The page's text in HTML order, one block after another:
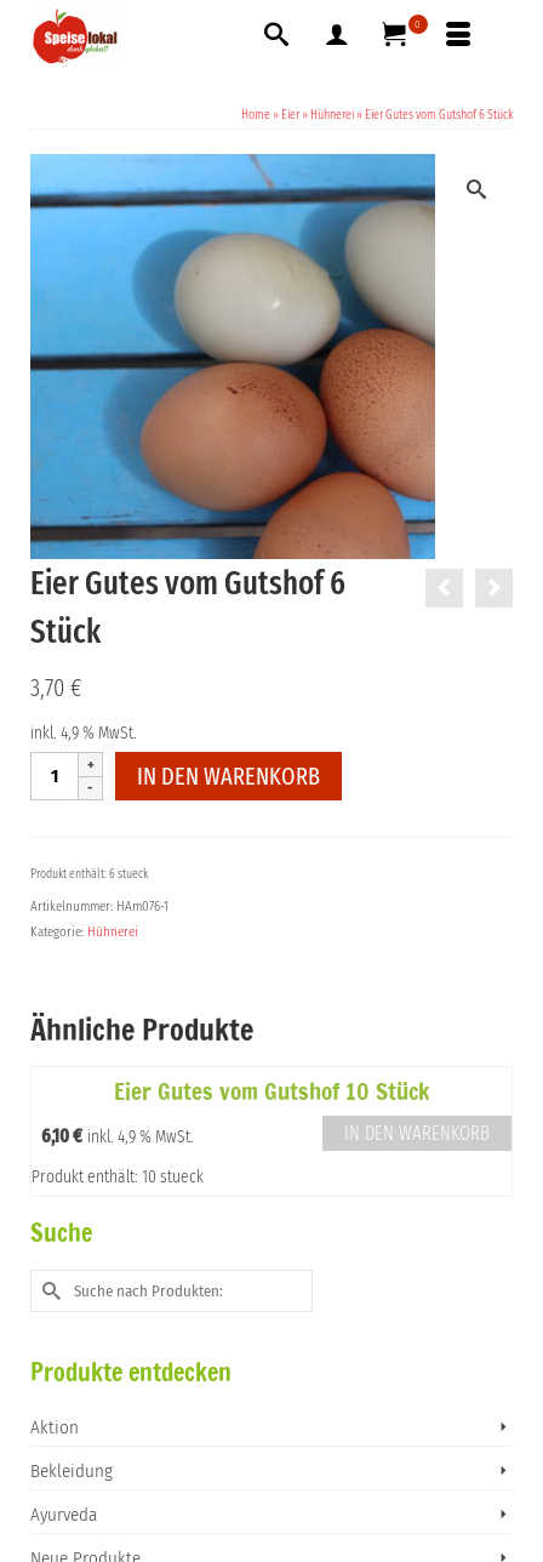
0
Home » Eier » Hühnerei » Eier Gutes vom Gutshof 6 Stück
Eier Gutes vom Gutshof 6
Stück
3,70 €
inkl. 4,9 % MwSt.
Gutes
6
Menge
IN DEN WARENKORB
Produkt enthält: 6 stueck
Artikelnummer: HAm076-1
Kategorie: Hühnerei
Ähnliche Produkte
Eier Gutes vom Gutshof 10 Stück
6,10€ inkl. 4,9 % MwSt.
Produkt enthält: 10 stueck
IN DEN WARENKORB
Suche
Suche
nach:
Produkte entdecken
Aktion
Bekleidung
Ayurveda